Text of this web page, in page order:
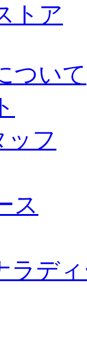
トア
ついて
ッフ
ス
ラデ